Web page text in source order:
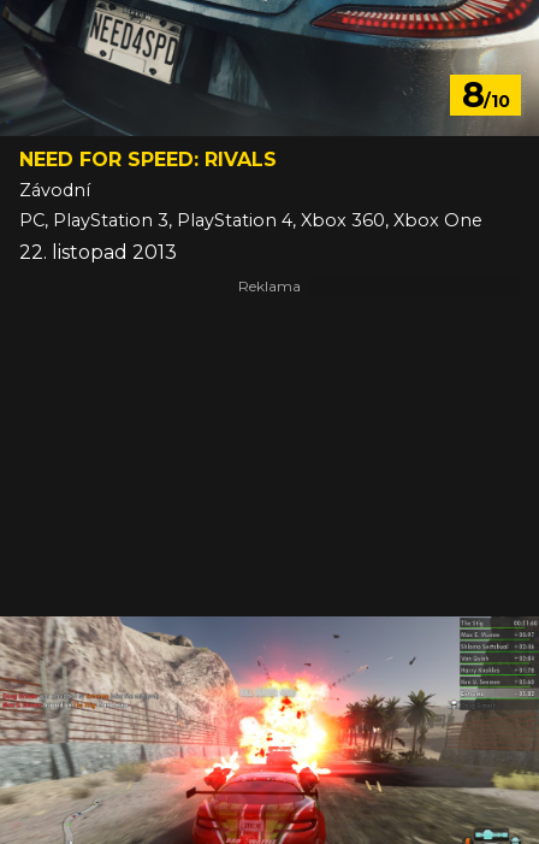
8/10
NEED FOR SPEED: RIVALS
Závodní
PC, PlayStation 3, PlayStation 4, Xbox 360, Xbox One
22. listopad 2013